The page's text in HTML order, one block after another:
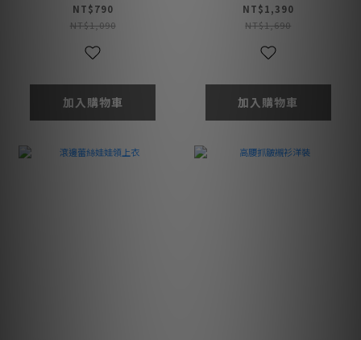
NT$790
NT$1,090
加入購物車
NT$1,390
NT$1,690
加入購物車